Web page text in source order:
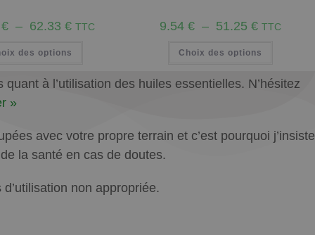
€ – 62.33 € TTC
des options
9.54 € – 51.25 € TTC
Choix des options
à l’utilisation des huiles essentielles. N’hésitez
»
avec votre propre terrain et c’est pourquoi j’insiste
la santé en cas de doutes.
non appropriée.